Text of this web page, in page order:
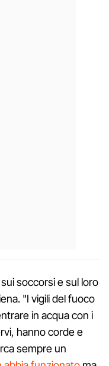
soccorsi e sul loro
"I vigili del fuoco
in acqua con i
hanno corde e
sempre un